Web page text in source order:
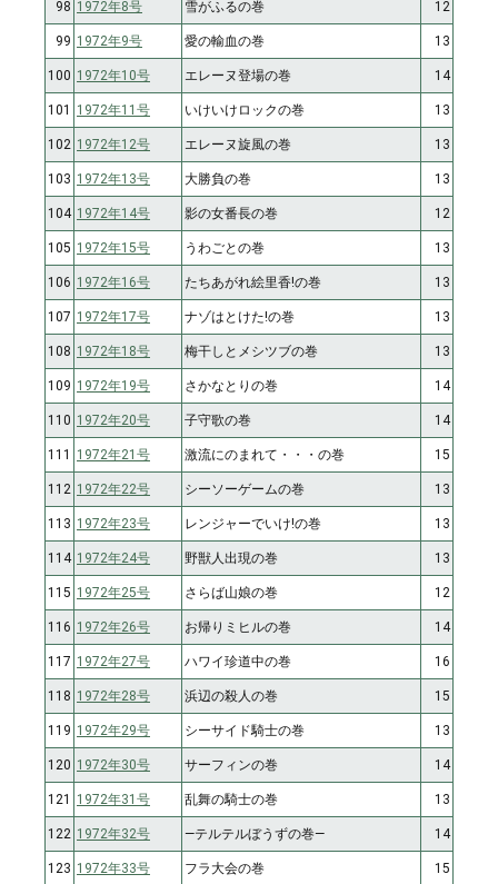
98 1972年8号 雪がふるの巻 12
99 1972年9号 愛の輸血の巻 13
100 1972年10号 エレーヌ登場の巻 14
101 1972年11号 いけいけロックの巻 13
102 1972年12号 エレーヌ旋風の巻 13
103 1972年13号 大勝負の巻 13
104 1972年14号 影の女番長の巻 12
105 1972年15号 うわごとの巻 13
106 1972年16号 たちあがれ絵里香!の巻 13
107 1972年17号 ナゾはとけた!の巻 13
108 1972年18号 梅干しとメシツブの巻 13
109 1972年19号 さかなとりの巻 14
110 1972年20号 子守歌の巻 14
111 1972年21号 激流にのまれて・・・の巻 15
112 1972年22号 シーソーゲームの巻 13
113 1972年23号 レンジャーでいけ!の巻 13
114 1972年24号 野獣人出現の巻 13
115 1972年25号 さらば山娘の巻 12
116 1972年26号 お帰りミヒルの巻 14
117 1972年27号 ハワイ珍道中の巻 16
118 1972年28号 浜辺の殺人の巻 15
119 1972年29号 シーサイド騎士の巻 13
120 1972年30号 サーフィンの巻 14
121 1972年31号 乱舞の騎士の巻 13
122 1972年32号 ―テルテルぼうずの巻― 14
123 1972年33号 フラ大会の巻 15